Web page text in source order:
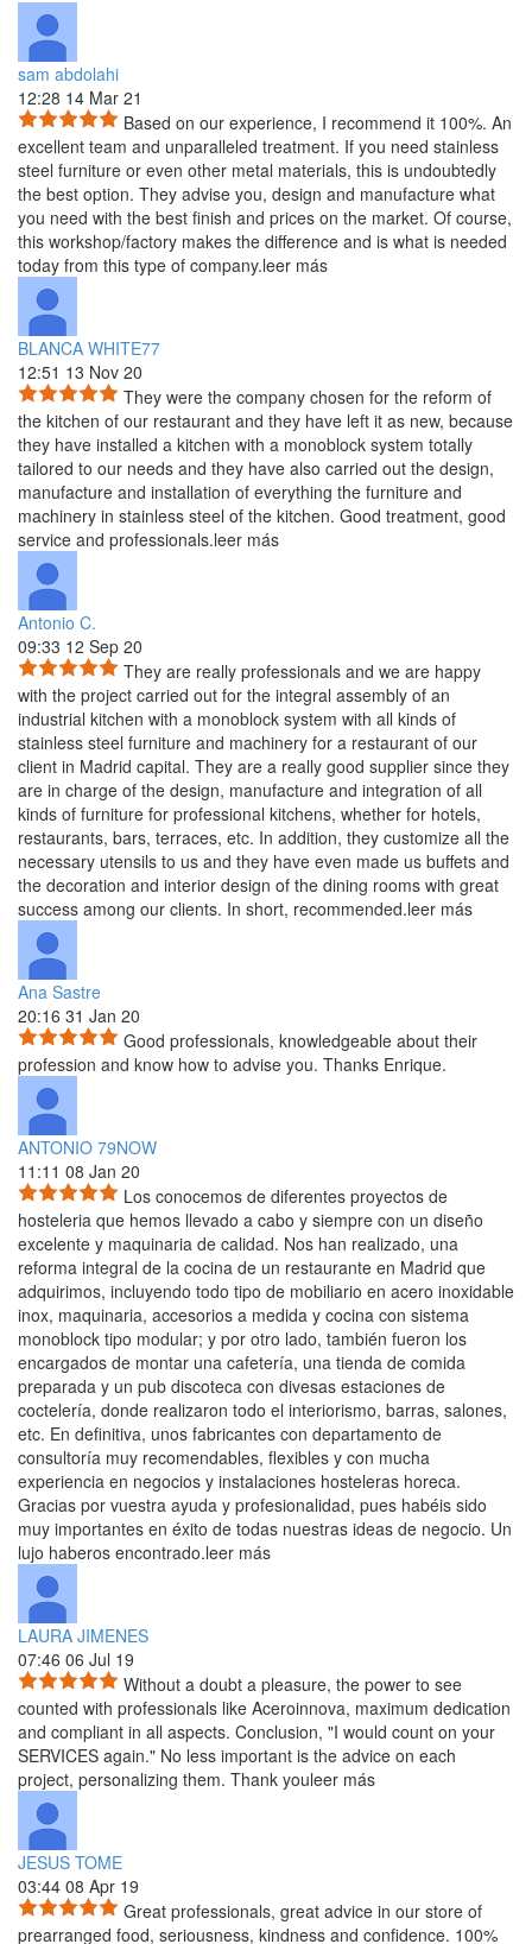
sam abdolahi
12:28 14 Mar 21
Based on our experience, I recommend it 100%. An
excellent team and unparalleled treatment. If you need stainless
steel furniture or even other metal materials, this is undoubtedly
the best option. They advise you, design and manufacture what
you need with the best finish and prices on the market. Of course,
this workshop/factory makes the difference and is what is needed
today from this type of company.leer más
BLANCA WHITE77
12:51 13 Nov 20
They were the company chosen for the reform of
the kitchen of our restaurant and they have left it as new, because
they have installed a kitchen with a monoblock system totally
tailored to our needs and they have also carried out the design,
manufacture and installation of everything the furniture and
machinery in stainless steel of the kitchen. Good treatment, good
service and professionals.leer más
Antonio C.
09:33 12 Sep 20
They are really professionals and we are happy
with the project carried out for the integral assembly of an
industrial kitchen with a monoblock system with all kinds of
stainless steel furniture and machinery for a restaurant of our
client in Madrid capital. They are a really good supplier since they
are in charge of the design, manufacture and integration of all
kinds of furniture for professional kitchens, whether for hotels,
restaurants, bars, terraces, etc. In addition, they customize all the
necessary utensils to us and they have even made us buffets and
the decoration and interior design of the dining rooms with great
success among our clients. In short, recommended.leer más
Ana Sastre
20:16 31 Jan 20
Good professionals, knowledgeable about their
profession and know how to advise you. Thanks Enrique.
ANTONIO 79NOW
11:11 08 Jan 20
Los conocemos de diferentes proyectos de
hosteleria que hemos llevado a cabo y siempre con un diseño
excelente y maquinaria de calidad. Nos han realizado, una
reforma integral de la cocina de un restaurante en Madrid que
adquirimos, incluyendo todo tipo de mobiliario en acero inoxidable
inox, maquinaria, accesorios a medida y cocina con sistema
monoblock tipo modular; y por otro lado, también fueron los
encargados de montar una cafetería, una tienda de comida
preparada y un pub discoteca con divesas estaciones de
coctelería, donde realizaron todo el interiorismo, barras, salones,
etc. En definitiva, unos fabricantes con departamento de
consultoría muy recomendables, flexibles y con mucha
experiencia en negocios y instalaciones hosteleras horeca.
Gracias por vuestra ayuda y profesionalidad, pues habéis sido
muy importantes en éxito de todas nuestras ideas de negocio. Un
lujo haberos encontrado.leer más
LAURA JIMENES
07:46 06 Jul 19
Without a doubt a pleasure, the power to see
counted with professionals like Aceroinnova, maximum dedication
and compliant in all aspects. Conclusion, "I would count on your
SERVICES again." No less important is the advice on each
project, personalizing them. Thank youleer más
JESUS TOME
03:44 08 Apr 19
Great professionals, great advice in our store of
prearranged food, seriousness, kindness and confidence. 100%